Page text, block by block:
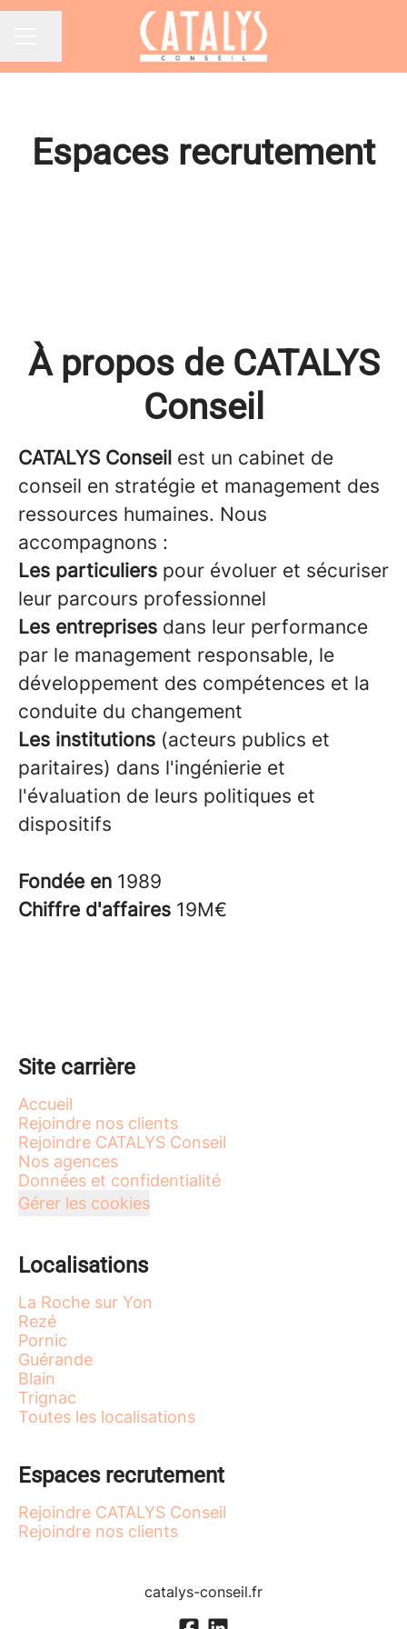
Partager la page
Espaces recrutement
Rejoindre CATALYS Conseil
Rejoindre nos clients
À propos de CATALYS
Conseil
CATALYS Conseil est un cabinet de
conseil en stratégie et management des
ressources humaines. Nous
accompagnons :
Les particuliers pour évoluer et sécuriser
leur parcours professionnel
Les entreprises dans leur performance
par le management responsable, le
développement des compétences et la
conduite du changement
Les institutions (acteurs publics et
paritaires) dans l'ingénierie et
l'évaluation de leurs politiques et
dispositifs
Fondée en 1989
Chiffre d'affaires 19M€
Site carrière
Accueil
Rejoindre nos clients
Rejoindre CATALYS Conseil
Nos agences
Données et confidentialité
Gérer les cookies
Localisations
La Roche sur Yon
Rezé
Pornic
Guérande
Blain
Trignac
Toutes les localisations
Espaces recrutement
Rejoindre CATALYS Conseil
Rejoindre nos clients
catalys-conseil.fr